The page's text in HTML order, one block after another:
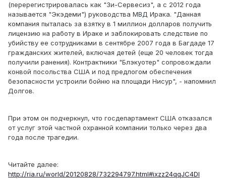
(перерегистрировалась как "Зи-Сервесиз", а с 2012 года
называется "Экэдеми") руководства МВД Ирака. "Данная
компания пыталась за взятку в 1 миллион долларов получить
лицензию на работу в Ираке и заблокировать следствие по
убийству ее сотрудниками в сентябре 2007 года в Багдаде 17
гражданских жителей, включая детей (еще 20 человек тогда
получили ранения). Контрактники "Блэкуотер" сопровождали
конвой посольства США и под предлогом обеспечения
безопасности устроили бойню на площади Нисур", - напомнил
Долгов.
При этом он подчеркнул, что госдепартамент США отказался
от услуг этой частной охранной компании только через два
года после трагедии.
Читайте далее:
http://ria.ru/world/20120828/732294797.html#ixzz24qqJC4DI